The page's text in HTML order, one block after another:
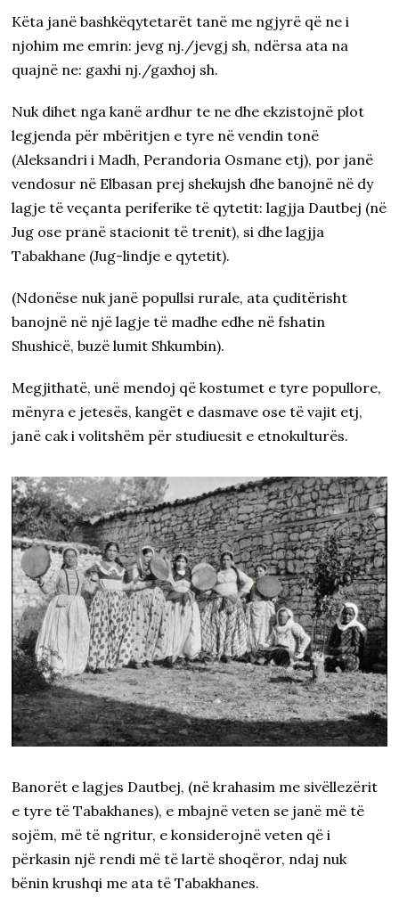
Këta janë bashkëqytetarët tanë me ngjyrë që ne i
njohim me emrin: jevg nj./jevgj sh, ndërsa ata na
quajnë ne: gaxhi nj./gaxhoj sh.
Nuk dihet nga kanë ardhur te ne dhe ekzistojnë plot
legjenda për mbëritjen e tyre në vendin tonë
(Aleksandri i Madh, Perandoria Osmane etj), por janë
vendosur në Elbasan prej shekujsh dhe banojnë në dy
lagje të veçanta periferike të qytetit: lagjja Dautbej (në
Jug ose pranë stacionit të trenit), si dhe lagjja
Tabakhane (Jug-lindje e qytetit).
(Ndonëse nuk janë popullsi rurale, ata çuditërisht
banojnë në një lagje të madhe edhe në fshatin
Shushicë, buzë lumit Shkumbin).
Megjithatë, unë mendoj që kostumet e tyre popullore,
mënyra e jetesës, kangët e dasmave ose të vajit etj,
janë cak i volitshëm për studiuesit e etnokulturës.
Banorët e lagjes Dautbej, (në krahasim me sivëllezërit
e tyre të Tabakhanes), e mbajnë veten se janë më të
sojëm, më të ngritur, e konsiderojnë veten që i
përkasin një rendi më të lartë shoqëror, ndaj nuk
bënin krushqi me ata të Tabakhanes.